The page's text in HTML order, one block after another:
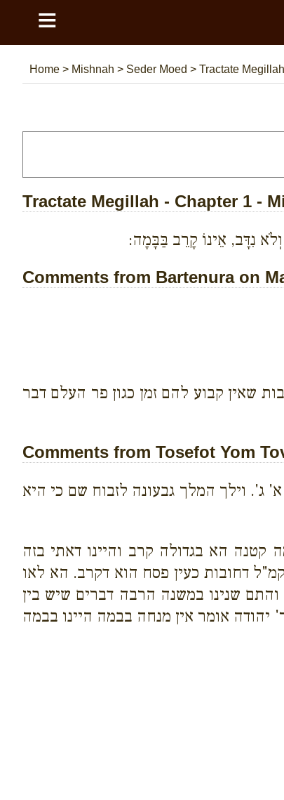
≡
Home > Mishnah > Seder Moed > Tractate Megillah
Tractate Megillah - Chapter 1 -
נִדָּב, אֵינוֹ קָרֵב בַּבָּמָה:
Comments from Bartenura on
שאין קבוע להם זמן כגון פר העלם דבר
Comments from Tosefot Yom
וילך המלך גבעונה לזבוח שם כי היא
קטנה הא בגדולה קרב והיינו דאתי בזה
דחובות כעין פסח הוא דקרב. הא לאו
שנינו במשנה הרבה דברים שיש בין
יהודה אומר אין מנחה בבמה היינו בבמה